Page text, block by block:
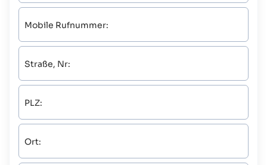
Mobile Rufnummer:
Straße, Nr:
PLZ:
Ort: